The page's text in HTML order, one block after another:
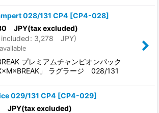
028/131 CP4 [CP4-028]
JPY(tax excluded)
: 3,278 JPY)
プレミアムチャンピオンパック
」 ラグラージ 028/131
029/131 CP4 [CP4-029]
JPY(tax excluded)